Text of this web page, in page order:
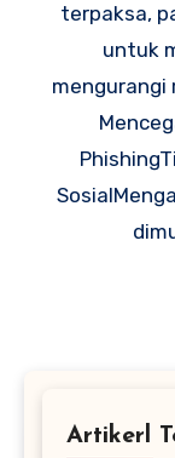
terpaksa,
untuk
mengurangi
Artikerl